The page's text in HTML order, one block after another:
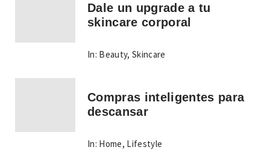
Dale un upgrade a tu
skincare corporal
In: Beauty,Skincare
Compras inteligentes para
descansar
In: Home, Lifestyle